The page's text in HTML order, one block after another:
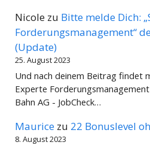
Nicole zu Bitte melde Dich:
Forderungsmanagement“
(Update)
25. August 2023
Und nach deinem Beitrag findet
Experte
Bahn AG - JobCheck…
Maurice zu 22 Bonuslevel
8. August 2023